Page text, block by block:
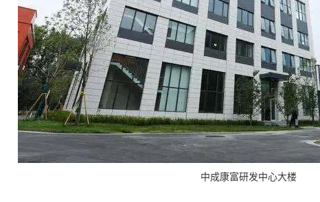
中成康富研发中心大楼